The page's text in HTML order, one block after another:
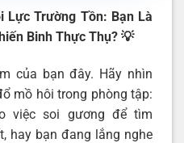
Lực Trường Tồn: Bạn Là
Binh Thực Thụ? 💡
của bạn đây. Hãy nhìn
mồ hôi trong phòng tập:
việc soi gương để tìm
hay bạn đang lắng nghe